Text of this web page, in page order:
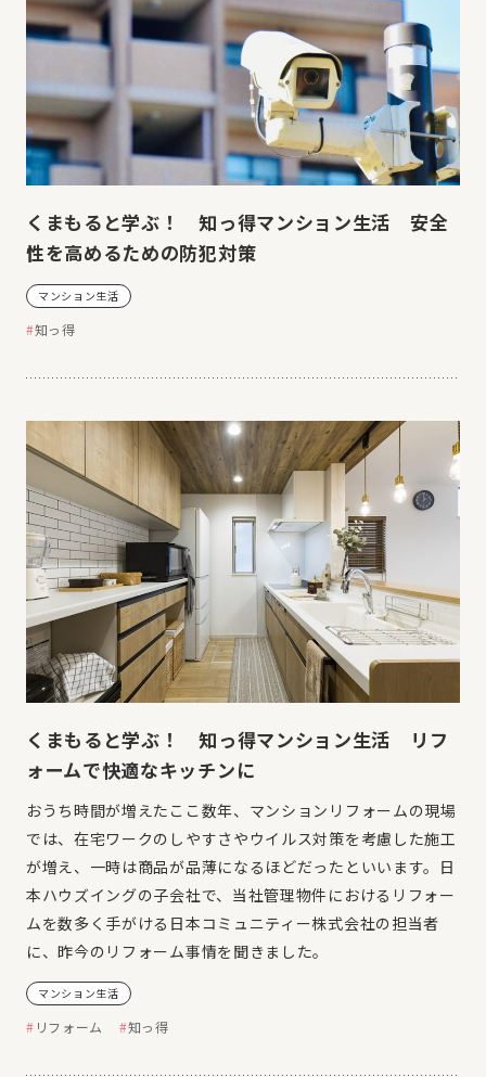
くまもると学ぶ！ 知っ得マンション生活 安全
性を高めるための防犯対策
マンション生活
知っ得
くまもると学ぶ！ 知っ得マンション生活 リフ
ォームで快適なキッチンに
おうち時間が増えたここ数年、マンションリフォームの現場
では、在宅ワークのしやすさやウイルス対策を考慮した施工
が増え、一時は商品が品薄になるほどだったといいます。日
本ハウズイングの子会社で、当社管理物件におけるリフォー
ムを数多く手がける日本コミュニティー株式会社の担当者
に、昨今のリフォーム事情を聞きました。
マンション生活
リフォーム 知っ得